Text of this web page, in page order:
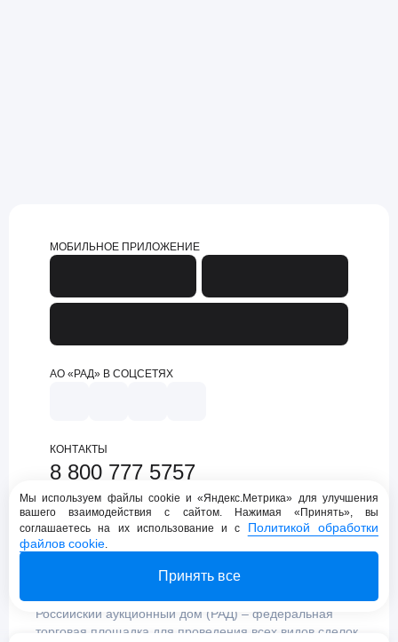
МОБИЛЬНОЕ ПРИЛОЖЕНИЕ
АО «РАД» В СОЦСЕТЯХ
КОНТАКТЫ
8 800 777 5757
support@lot-online.ru
Техническая поддержка
Российский аукционный дом (РАД) – федеральная
торговая площадка для проведения всех видов сделок
Мы используем файлы cookie и «Яндекс.Метрика» для улучшения
вашего взаимодействия с сайтом. Нажимая «Принять», вы
соглашаетесь на их использование и с Политикой обработки
файлов cookie.
Принять все